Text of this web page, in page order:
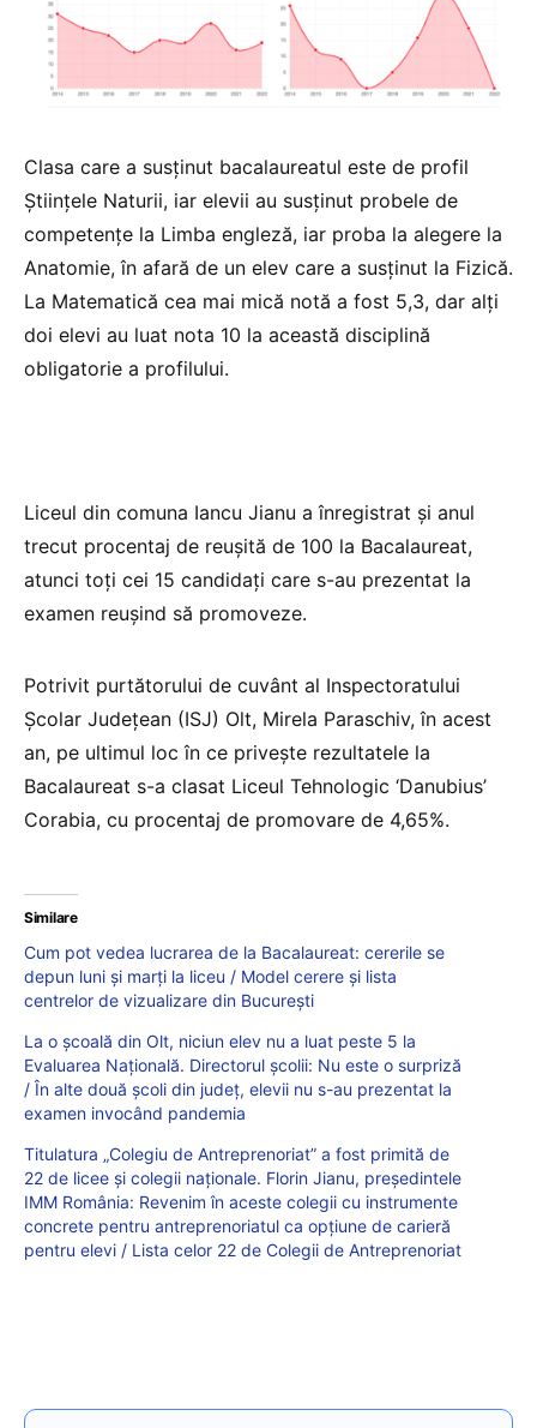
Clasa care a susținut bacalaureatul este de profil
Științele Naturii, iar elevii au susținut probele de
competențe la Limba engleză, iar proba la alegere la
Anatomie, în afară de un elev care a susținut la Fizică.
La Matematică cea mai mică notă a fost 5,3, dar alți
doi elevi au luat nota 10 la această disciplină
obligatorie a profilului.
Liceul din comuna Iancu Jianu a înregistrat şi anul
trecut procentaj de reuşită de 100 la Bacalaureat,
atunci toţi cei 15 candidaţi care s-au prezentat la
examen reuşind să promoveze.
Potrivit purtătorului de cuvânt al Inspectoratului
Şcolar Judeţean (ISJ) Olt, Mirela Paraschiv, în acest
an, pe ultimul loc în ce priveşte rezultatele la
Bacalaureat s-a clasat Liceul Tehnologic ‘Danubius’
Corabia, cu procentaj de promovare de 4,65%.
Similare
Cum pot vedea lucrarea de la Bacalaureat: cererile se
depun luni și marți la liceu / Model cerere și lista
centrelor de vizualizare din București
La o școală din Olt, niciun elev nu a luat peste 5 la
Evaluarea Națională. Directorul școlii: Nu este o surpriză
/ În alte două școli din județ, elevii nu s-au prezentat la
examen invocând pandemia
Titulatura „Colegiu de Antreprenoriat” a fost primită de
22 de licee și colegii naționale. Florin Jianu, președintele
IMM România: Revenim în aceste colegii cu instrumente
concrete pentru antreprenoriatul ca opțiune de carieră
pentru elevi / Lista celor 22 de Colegii de Antreprenoriat